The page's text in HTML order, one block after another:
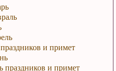
и примет
праздников и примет